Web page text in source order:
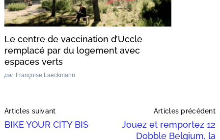
Le centre de vaccination d’Uccle
remplacé par du logement avec
espaces verts
par Françoise Laeckmann
Navigation
Articles suivant
BIKE YOUR CITY BIS
Articles précédent
Jouez et remportez 12
Dobble Belgium, la